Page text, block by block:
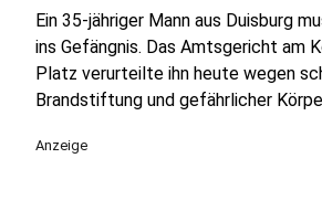
Ein 35-jähriger Mann aus Duisburg
ins Gefängnis. Das Amtsgericht am
Platz verurteilte ihn heute wegen
Brandstiftung und gefährlicher
Anzeige